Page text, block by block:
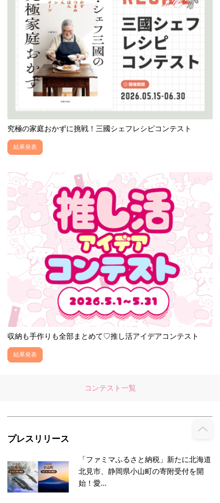
究極の家庭おかずに挑戦！三國シェフレシピコンテスト
結果発表
収納も手作りも全部まとめて♡推し活アイデアコンテスト
結果発表
コンテスト一覧
プレスリリース
「ファミマふるさと納税」新たに北海道
北見市、静岡県小山町の寄附受付を開
始！愛...